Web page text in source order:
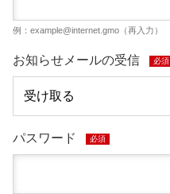
例： example@internet.gmo （再入力）
お知らせメールの受信 必須
パスワード 必須